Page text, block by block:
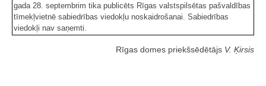
gada 28. septembrim tika publicēts Rīgas valstspilsētas pašvaldības
tīmekļvietnē sabiedrības viedokļu noskaidrošanai. Sabiedrības
viedokļi nav saņemti.
Rīgas domes priekšsēdētājs V. Ķirsis